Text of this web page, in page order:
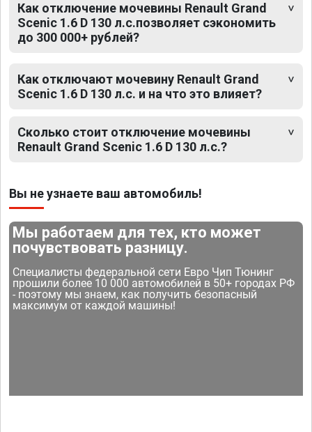
Как отключение мочевины Renault Grand
Scеniс 1.6 D 130 л.с.позволяет сэкономить
до 300 000+ рублей?
Как отключают мочевину Renault Grand
Scеniс 1.6 D 130 л.с. и на что это влияет?
Сколько стоит отключение мочевины
Renault Grand Scеniс 1.6 D 130 л.с.?
Вы не узнаете ваш автомобиль!
Мы работаем для тех, кто может
почувствовать разницу.
Специалисты федеральной сети Евро Чип Тюнинг
прошили более 10 000 автомобилей в 50+ городах РФ
- поэтому мы знаем, как получить безопасный
максимум от каждой машины!